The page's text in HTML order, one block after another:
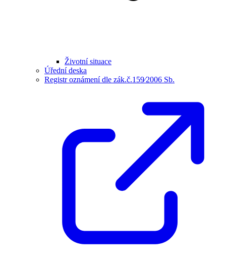
Životní situace
Úřední deska
Registr oznámení dle zák.č.159⁄2006 Sb.